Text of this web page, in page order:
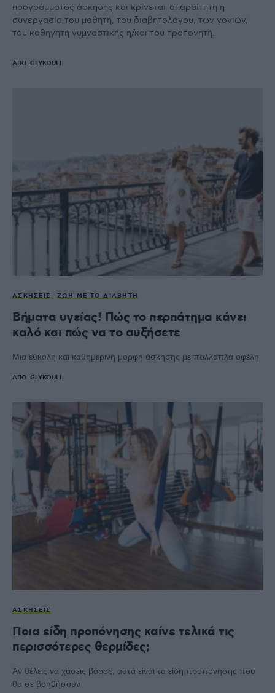
προγράμματος άσκησης και κρίνεται απαραίτητη η
συνεργασία του μαθητή, του διαβητολόγου, των γονιών,
του καθηγητή γυμναστικής ή/και του προπονητή.
ΑΠΌ GLYKOULI
ΑΣΚΉΣΕΙΣ ΖΩΉ ΜΕ ΤΟ ΔΙΑΒΉΤΗ
Βήματα υγείας! Πώς το περπάτημα κάνει
καλό και πώς να το αυξήσετε
Μια εύκολη και καθημερινή μορφή άσκησης με πολλαπλά οφέλη
ΑΠΌ GLYKOULI
ΑΣΚΉΣΕΙΣ
Ποια είδη προπόνησης καίνε τελικά τις
περισσότερες θερμίδες;
Αν θέλεις να χάσεις βάρος, αυτά είναι τα είδη προπόνησης που
θα σε βοηθήσουν